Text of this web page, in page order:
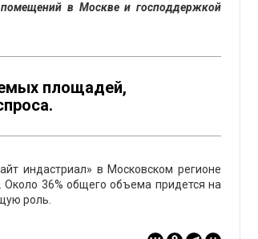
в Москве и господдержкой
площадей,
индастриал» в Московском регионе
Около 36% общего объема придется на
роль.